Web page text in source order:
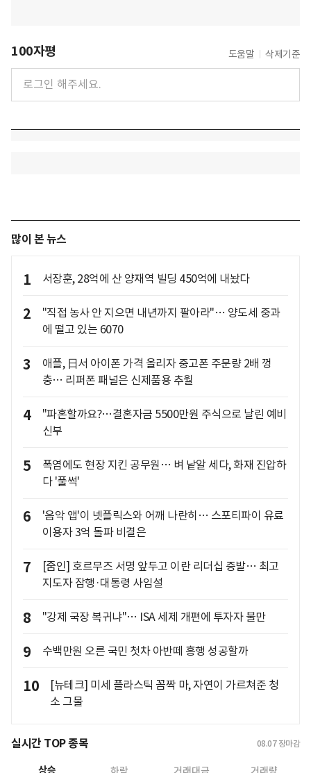
100자평 도움말 삭제기준
많이 본 뉴스
1 서장훈, 28억에 산 양재역 빌딩 450억에 내놨다
2
"직접 농사 안 지으면 내년까지 팔아라"… 양도세 중과
에 떨고 있는 6070
3
애플, 日서 아이폰 가격 올리자 중고폰 주문량 2배 껑
충… 리퍼폰 패널은 신제품용 추월
4
"파혼할까요?…결혼자금 5500만원 주식으로 날린 예비
신부
5
폭염에도 현장 지킨 공무원… 벼 낱알 세다, 화재 진압하
다 '풀썩'
6
'음악 앱'이 넷플릭스와 어깨 나란히… 스포티파이 유료
이용자 3억 돌파 비결은
7
[줌인] 호르무즈 서명 앞두고 이란 리더십 증발… 최고
지도자 잠행·대통령 사임설
8 "강제 국장 복귀냐"… ISA 세제 개편에 투자자 불만
9 수백만원 오른 국민 첫차 아반떼 흥행 성공할까
10
[뉴테크] 미세 플라스틱 꼼짝 마, 자연이 가르쳐준 청
소 그물
실시간 TOP 종목 08.07 장마감
상승